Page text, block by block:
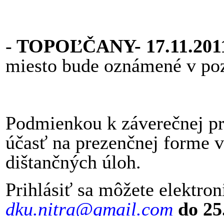
- TOPOĽČANY-
miesto bude oznámené v
Podmienkou k záverečnej
účasť na prezenčnej forme
dištančných úloh.
Prihlásiť sa môžete
dku.nitra@gmail.com do